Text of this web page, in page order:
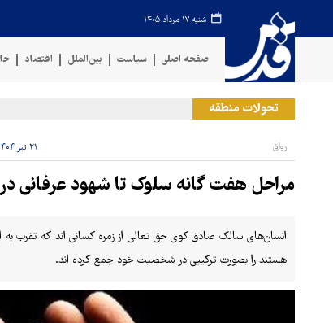
شنبه ۱۷ مرداد ۱۴۰۵
صفحه اصلی سیاست بین‌الملل اقتصاد
تحولات منطقه
رواق ۲۱ تیر ۱۴۰۴ - ۱۷:۵۴
مراحل هفت گانه سلوک تا شهود عرفانی
انسان‌های سالک صادق کوی حق تعالی از زمره کسانی اند که تقرب
هستند را بصورت ترکیبی در شخصیت خود جمع کرده اند.